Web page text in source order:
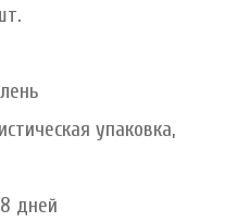
упаковка,
дней